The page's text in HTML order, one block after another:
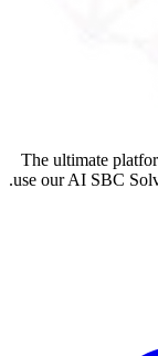
The ultimate
use our AI SBC